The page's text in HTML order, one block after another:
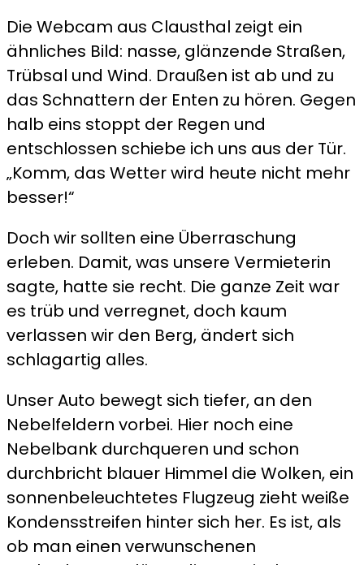
Die Webcam aus Clausthal zeigt ein
ähnliches Bild: nasse, glänzende Straßen,
Trübsal und Wind. Draußen ist ab und zu
das Schnattern der Enten zu hören. Gegen
halb eins stoppt der Regen und
entschlossen schiebe ich uns aus der Tür.
„Komm, das Wetter wird heute nicht mehr
besser!“
Doch wir sollten eine Überraschung
erleben. Damit, was unsere Vermieterin
sagte, hatte sie recht. Die ganze Zeit war
es trüb und verregnet, doch kaum
verlassen wir den Berg, ändert sich
schlagartig alles.
Unser Auto bewegt sich tiefer, an den
Nebelfeldern vorbei. Hier noch eine
Nebelbank durchqueren und schon
durchbricht blauer Himmel die Wolken, ein
sonnenbeleuchtetes Flugzeug zieht weiße
Kondensstreifen hinter sich her. Es ist, als
ob man einen verwunschenen